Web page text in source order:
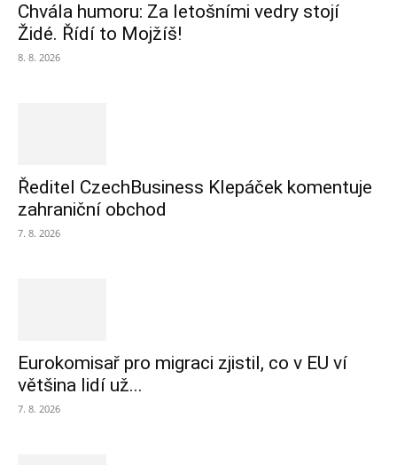
Chvála humoru: Za letošními vedry stojí
Židé. Řídí to Mojžíš!
8. 8. 2026
Ředitel CzechBusiness Klepáček komentuje
zahraniční obchod
7. 8. 2026
Eurokomisař pro migraci zjistil, co v EU ví
většina lidí už...
7. 8. 2026